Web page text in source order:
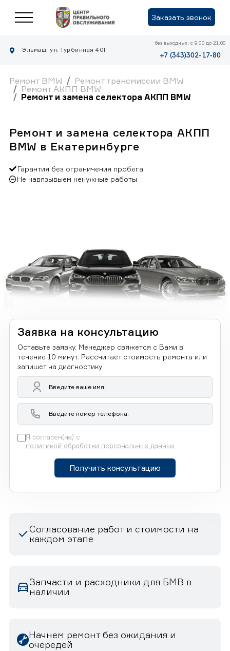
Заказать звонок
Эльмаш: ул. Турбинная 40Г
без выходных: с 9.00 до 21.00
+7 (343)302-17-80
Ремонт BMW
Ремонт трансмиссии BMW
Ремонт АКПП BMW
Ремонт и замена селектора АКПП BMW
Ремонт и замена селектора АКПП
BMW в Екатеринбурге
Гарантия без ограничения пробега
Не навязывыем ненужные работы
Заявка на консультацию
Оставьте заявку. Менеджер свяжется с Вами в
течение 10 минут. Рассчитает стоимость ремонта или
запишет на диагностику
Я согласен(на) с
политикой обработки персональных данных
Получить консультацию
Согласование работ и стоимости на
каждом этапе
Запчасти и расходники для БМВ в
наличии
Начнем ремонт без ожидания и
очередей